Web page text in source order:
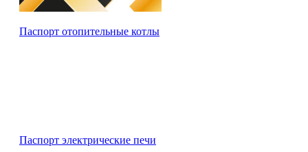
Паспорт отопительные котлы
Паспорт электрические печи